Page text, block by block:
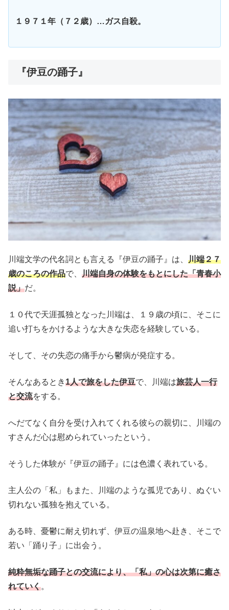
１９７１年（７２歳）…ガス自殺。
『伊豆の踊子』
川端文学の代名詞とも言える『伊豆の踊子』は、 川端２７
歳のころの作品で、 川端自身の体験をもとにした「青春小
説」だ。
１０代で天涯孤独となった川端は、１９歳の頃に、そこに
追い打ちをかけるような大きな失恋を経験している。
そして、その失恋の痛手から鬱病が発症する。
そんなあるとき1人で旅をした伊豆で、川端は旅芸人一行
と交流をする。
へだてなく自分を受け入れてくれる彼らの親切に、川端の
すさんだ心は慰められていったという。
そうした体験が『伊豆の踊子』には色濃く表れている。
主人公の「私」もまた、川端のような孤児であり、ぬぐい
切れない孤独を抱えている。
ある時、憂鬱に耐え切れず、伊豆の温泉地へ赴き、そこで
若い「踊り子」に出会う。
純粋無垢な踊子との交流により、「私」の心は次第に癒さ
れていく。